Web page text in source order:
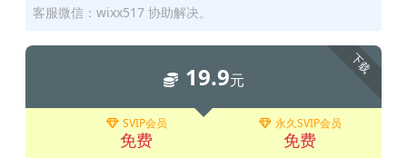
客服微信：wixx517 协助解决。
下载
19.9元
SVIP会员
免费
永久SVIP会员
免费